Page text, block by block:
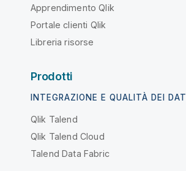
Apprendimento Qlik
Portale clienti Qlik
Libreria risorse
Prodotti
INTEGRAZIONE E QUALITÀ DEI DATI
Qlik Talend
Qlik Talend Cloud
Talend Data Fabric